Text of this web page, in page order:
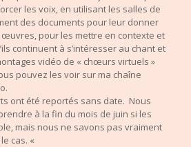
les voix, en utilisant les salles de
des documents pour leur donner
pour les mettre en contexte et
continuent à s’intéresser au chant et
vidéo de « chœurs virtuels »
pouvez les voir sur ma chaîne
ont été reportés sans date. Nous
à la fin du mois de juin si les
mais nous ne savons pas vraiment
cas. «